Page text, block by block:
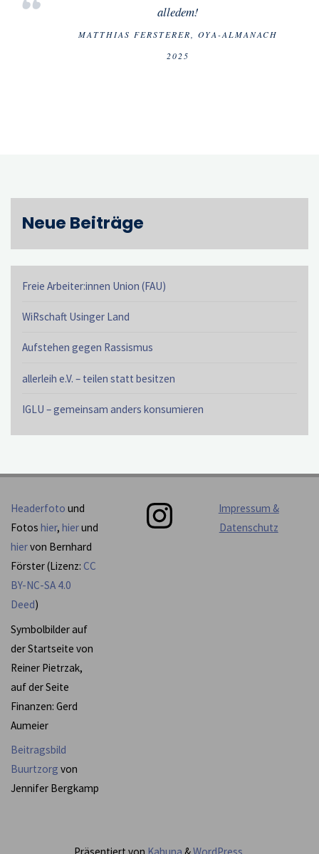
alledem!
MATTHIAS FERSTERER, OYA-ALMANACH
2025
Neue Beiträge
Freie Arbeiter:innen Union (FAU)
WiRschaft Usinger Land
Aufstehen gegen Rassismus
allerleih e.V. – teilen statt besitzen
IGLU – gemeinsam anders konsumieren
Headerfoto und
Fotoshier,hierund
hiervon Bernhard
Förster (Lizenz: CC
BY-NC-SA 4.0
Deed)
Symbolbilder auf
der Startseite von
Reiner Pietrzak,
auf der Seite
Finanzen: Gerd
Aumeier
Beitragsbild
Buurtzorg von
Jennifer Bergkamp
Instagram
Impressum &
Datenschutz
Präsentiert von Kahuna &WordPress